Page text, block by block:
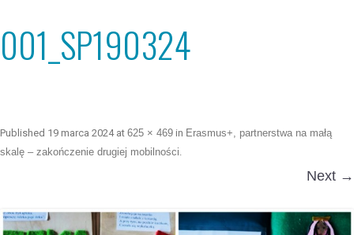
001_SP190324
Published 19 marca 2024at 625 × 469 in Erasmus+, partnerstwa na małą
skalę – zakończenie drugiej mobilności.
Next →